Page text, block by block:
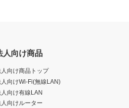
人向け商品
向け商品トップ
向けWi-Fi(無線LAN)
向け有線LAN
向けルーター